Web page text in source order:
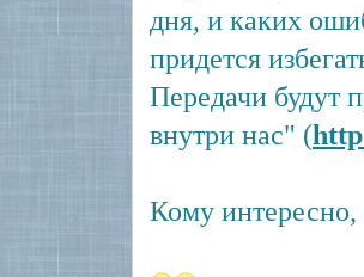
дня, и каких
придется
Передачи будут
внутри нас" (
Кому